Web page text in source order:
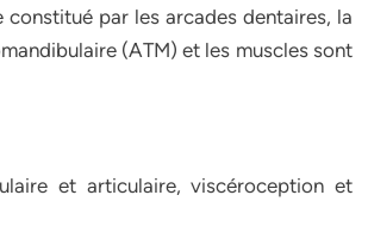
constitué par les arcades dentaires, la
(ATM) et les muscles sont
et articulaire, viscéroception et